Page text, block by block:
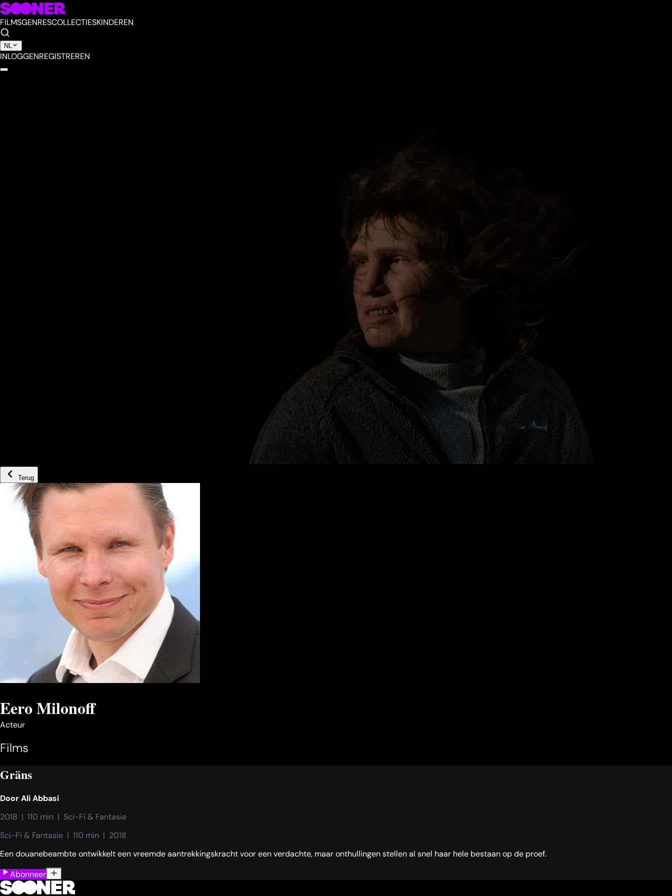
FILMSGENRESCOLLECTIESKINDEREN
NL
INLOGGENREGISTREREN
Terug
Eero Milonoff
Acteur
Films
Gräns
DoorAli Abbasi
2018  |  110 min  |  Sci-Fi & Fantasie
Sci-Fi & Fantasie  |  110 min  |  2018
Een douanebeambte ontwikkelt een vreemde aantrekkingskracht voor een verdachte, maar onthullingen stellen al snel haar hele bestaan op de proef.
Abonneer